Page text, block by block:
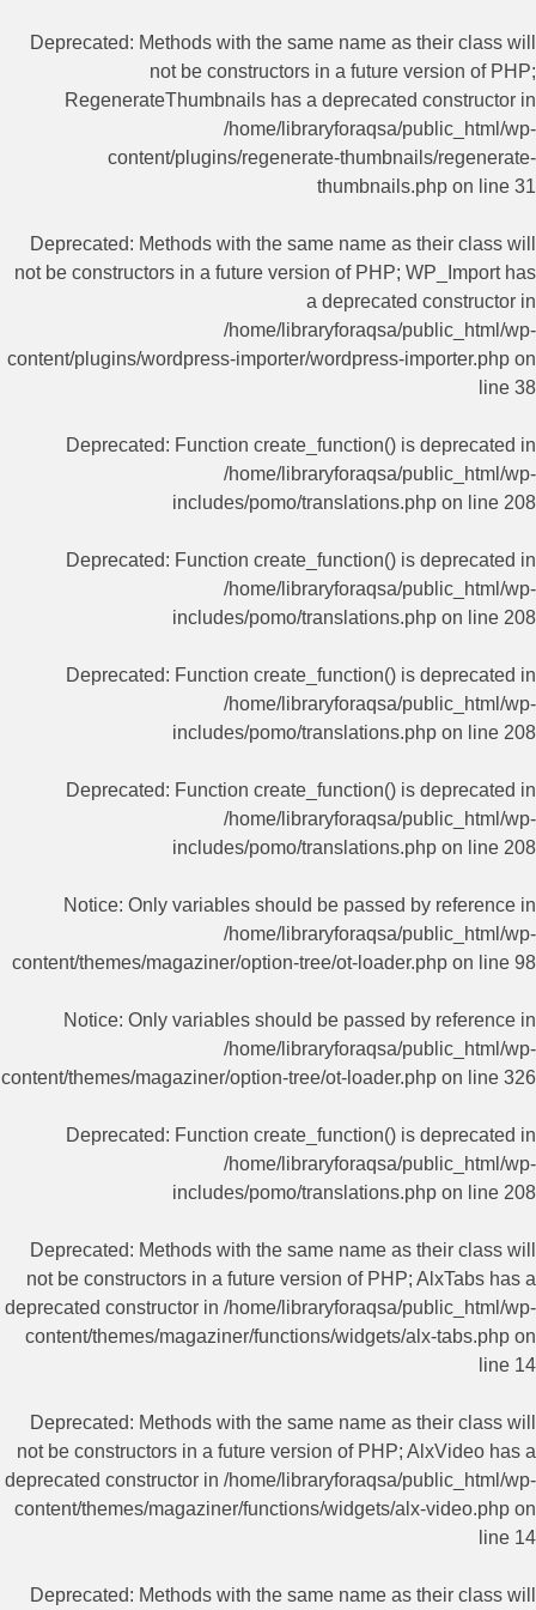
Deprecated: Methods with the same name as their class will
not be constructors in a future version of PHP;
RegenerateThumbnails has a deprecated constructor in
/home/libraryforaqsa/public_html/wp-
content/plugins/regenerate-thumbnails/regenerate-
thumbnails.php on line 31
Deprecated: Methods with the same name as their class will
not be constructors in a future version of PHP; WP_Import has
a deprecated constructor in
/home/libraryforaqsa/public_html/wp-
content/plugins/wordpress-importer/wordpress-importer.php on
line 38
Deprecated: Function create_function() is deprecated in
/home/libraryforaqsa/public_html/wp-
includes/pomo/translations.php on line 208
Deprecated: Function create_function() is deprecated in
/home/libraryforaqsa/public_html/wp-
includes/pomo/translations.php on line 208
Deprecated: Function create_function() is deprecated in
/home/libraryforaqsa/public_html/wp-
includes/pomo/translations.php on line 208
Deprecated: Function create_function() is deprecated in
/home/libraryforaqsa/public_html/wp-
includes/pomo/translations.php on line 208
Notice: Only variables should be passed by reference in
/home/libraryforaqsa/public_html/wp-
content/themes/magaziner/option-tree/ot-loader.php on line 98
Notice: Only variables should be passed by reference in
/home/libraryforaqsa/public_html/wp-
content/themes/magaziner/option-tree/ot-loader.php on line 326
Deprecated: Function create_function() is deprecated in
/home/libraryforaqsa/public_html/wp-
includes/pomo/translations.php on line 208
Deprecated: Methods with the same name as their class will
not be constructors in a future version of PHP; AlxTabs has a
deprecated constructor in /home/libraryforaqsa/public_html/wp-
content/themes/magaziner/functions/widgets/alx-tabs.php on
line 14
Deprecated: Methods with the same name as their class will
not be constructors in a future version of PHP; AlxVideo has a
deprecated constructor in /home/libraryforaqsa/public_html/wp-
content/themes/magaziner/functions/widgets/alx-video.php on
line 14
Deprecated: Methods with the same name as their class will